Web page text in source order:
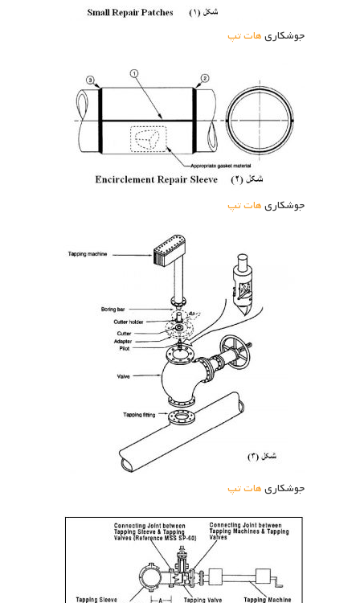
جوشکاریهات تپ
جوشکاریهات تپ
جوشکاریهات تپ